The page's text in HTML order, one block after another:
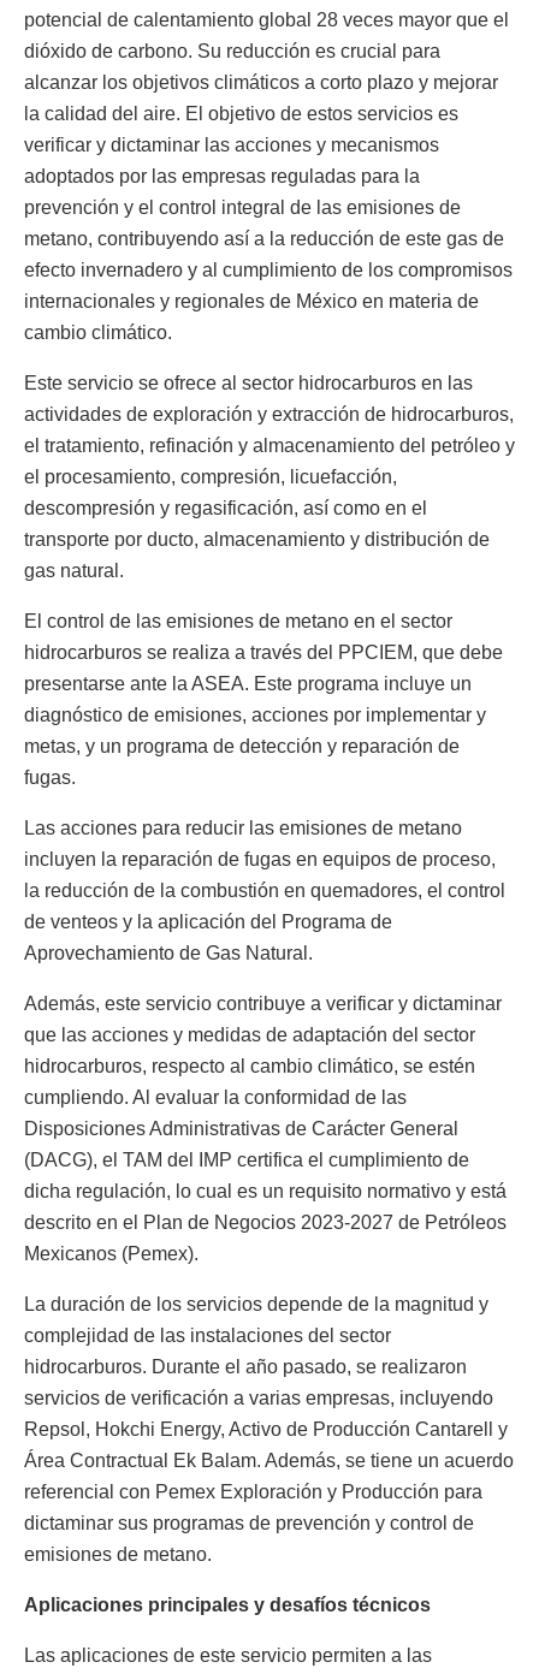
potencial de calentamiento global 28 veces mayor que el
dióxido de carbono. Su reducción es crucial para
alcanzar los objetivos climáticos a corto plazo y mejorar
la calidad del aire. El objetivo de estos servicios es
verificar y dictaminar las acciones y mecanismos
adoptados por las empresas reguladas para la
prevención y el control integral de las emisiones de
metano, contribuyendo así a la reducción de este gas de
efecto invernadero y al cumplimiento de los compromisos
internacionales y regionales de México en materia de
cambio climático.
Este servicio se ofrece al sector hidrocarburos en las
actividades de exploración y extracción de hidrocarburos,
el tratamiento, refinación y almacenamiento del petróleo y
el procesamiento, compresión, licuefacción,
descompresión y regasificación, así como en el
transporte por ducto, almacenamiento y distribución de
gas natural.
El control de las emisiones de metano en el sector
hidrocarburos se realiza a través del PPCIEM, que debe
presentarse ante la ASEA. Este programa incluye un
diagnóstico de emisiones, acciones por implementar y
metas, y un programa de detección y reparación de
fugas.
Las acciones para reducir las emisiones de metano
incluyen la reparación de fugas en equipos de proceso,
la reducción de la combustión en quemadores, el control
de venteos y la aplicación del Programa de
Aprovechamiento de Gas Natural.
Además, este servicio contribuye a verificar y dictaminar
que las acciones y medidas de adaptación del sector
hidrocarburos, respecto al cambio climático, se estén
cumpliendo. Al evaluar la conformidad de las
Disposiciones Administrativas de Carácter General
(DACG), el TAM del IMP certifica el cumplimiento de
dicha regulación, lo cual es un requisito normativo y está
descrito en el Plan de Negocios 2023-2027 de Petróleos
Mexicanos (Pemex).
La duración de los servicios depende de la magnitud y
complejidad de las instalaciones del sector
hidrocarburos. Durante el año pasado, se realizaron
servicios de verificación a varias empresas, incluyendo
Repsol, Hokchi Energy, Activo de Producción Cantarell y
Área Contractual Ek Balam. Además, se tiene un acuerdo
referencial con Pemex Exploración y Producción para
dictaminar sus programas de prevención y control de
emisiones de metano.
Aplicaciones principales y desafíos técnicos
Las aplicaciones de este servicio permiten a las